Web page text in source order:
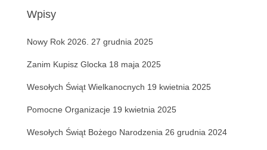
j
Wpisy
Nowy Rok 2026. 27 grudnia 2025
Zanim Kupisz Glocka 18 maja 2025
Wesołych Świąt Wielkanocnych 19 kwietnia 2025
Pomocne Organizacje 19 kwietnia 2025
Wesołych Świąt Bożego Narodzenia 26 grudnia 2024